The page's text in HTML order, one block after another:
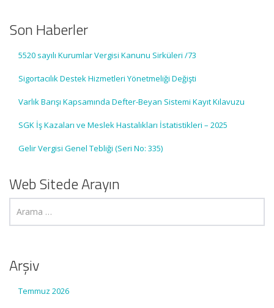
Son Haberler
5520 sayılı Kurumlar Vergisi Kanunu Sirküleri /73
Sigortacılık Destek Hizmetleri Yönetmeliği Değişti
Varlık Barışı Kapsamında Defter-Beyan Sistemi Kayıt Kılavuzu
SGK İş Kazaları ve Meslek Hastalıkları İstatistikleri – 2025
Gelir Vergisi Genel Tebliği (Seri No: 335)
Web Sitede Arayın
Arşiv
Temmuz 2026